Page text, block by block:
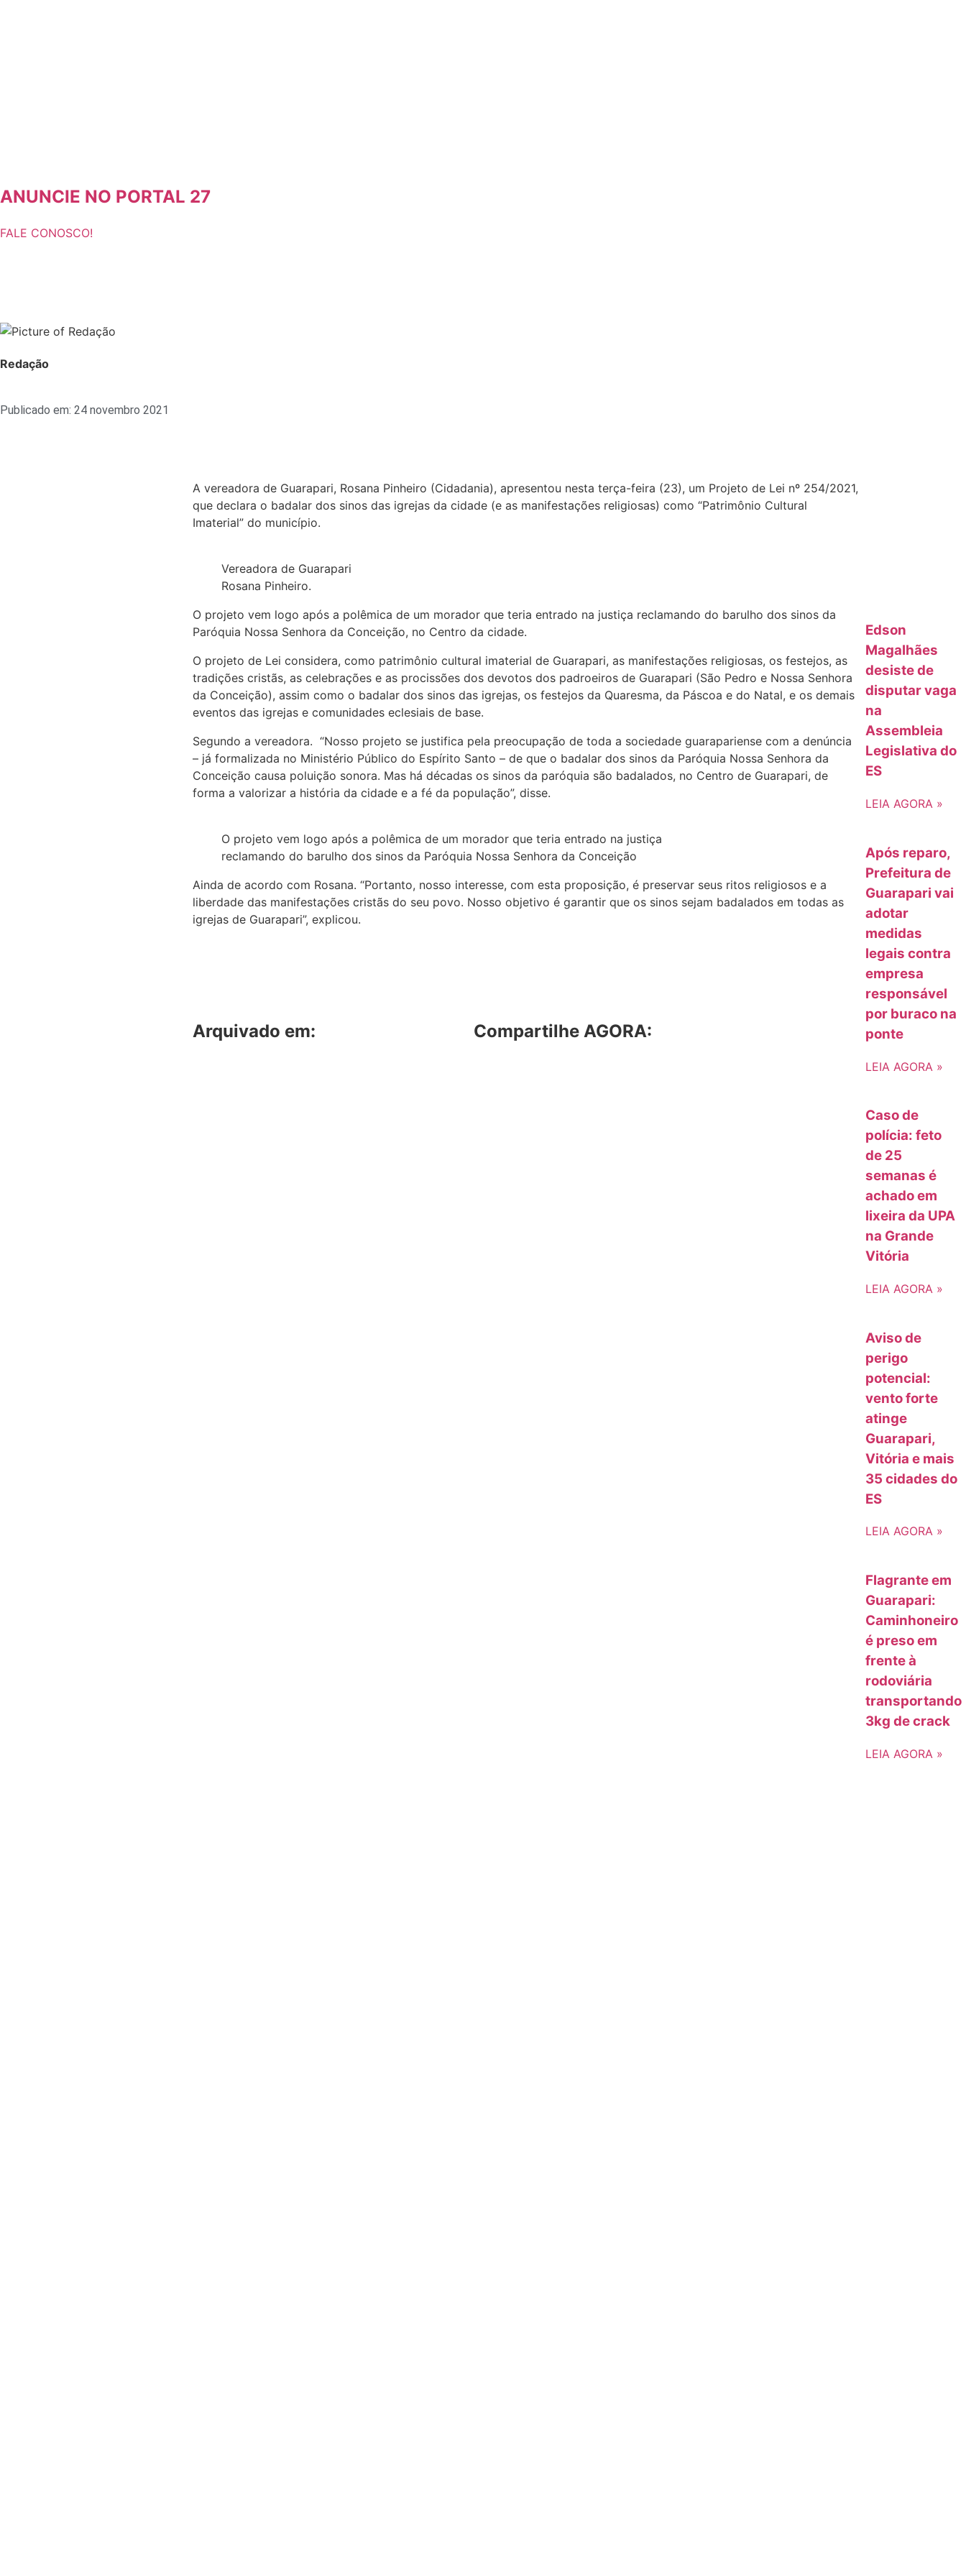
ANUNCIE NO PORTAL 27
FALE CONOSCO!
Redação
Publicado em: 24 novembro 2021
A vereadora de Guarapari, Rosana Pinheiro (Cidadania), apresentou nesta terça-feira (23), um Projeto de Lei nº 254/2021,
que declara o badalar dos sinos das igrejas da cidade (e as manifestações religiosas) como “Patrimônio Cultural
Imaterial” do município.
Vereadora de Guarapari
Rosana Pinheiro.
O projeto vem logo após a polêmica de um morador que teria entrado na justiça reclamando do barulho dos sinos da
Paróquia Nossa Senhora da Conceição, no Centro da cidade.
O projeto de Lei considera, como patrimônio cultural imaterial de Guarapari, as manifestações religiosas, os festejos, as
tradições cristãs, as celebrações e as procissões dos devotos dos padroeiros de Guarapari (São Pedro e Nossa Senhora
da Conceição), assim como o badalar dos sinos das igrejas, os festejos da Quaresma, da Páscoa e do Natal, e os demais
eventos das igrejas e comunidades eclesiais de base.
Segundo a vereadora. “Nosso projeto se justifica pela preocupação de toda a sociedade guarapariense com a denúncia
– já formalizada no Ministério Público do Espírito Santo – de que o badalar dos sinos da Paróquia Nossa Senhora da
Conceição causa poluição sonora. Mas há décadas os sinos da paróquia são badalados, no Centro de Guarapari, de
forma a valorizar a história da cidade e a fé da população”, disse.
O projeto vem logo após a polêmica de um morador que teria entrado na justiça
reclamando do barulho dos sinos da Paróquia Nossa Senhora da Conceição
Ainda de acordo com Rosana. “Portanto, nosso interesse, com esta proposição, é preservar seus ritos religiosos e a
liberdade das manifestações cristãs do seu povo. Nosso objetivo é garantir que os sinos sejam badalados em todas as
igrejas de Guarapari”, explicou.
Arquivado em: Compartilhe AGORA:
Edson
Magalhães
desiste de
disputar vaga
na
Assembleia
Legislativa do
ES
LEIA AGORA »
Após reparo,
Prefeitura de
Guarapari vai
adotar
medidas
legais contra
empresa
responsável
por buraco na
ponte
LEIA AGORA »
Caso de
polícia: feto
de 25
semanas é
achado em
lixeira da UPA
na Grande
Vitória
LEIA AGORA »
Aviso de
perigo
potencial:
vento forte
atinge
Guarapari,
Vitória e mais
35 cidades do
ES
LEIA AGORA »
Flagrante em
Guarapari:
Caminhoneiro
é preso em
frente à
rodoviária
transportando
3kg de crack
LEIA AGORA »